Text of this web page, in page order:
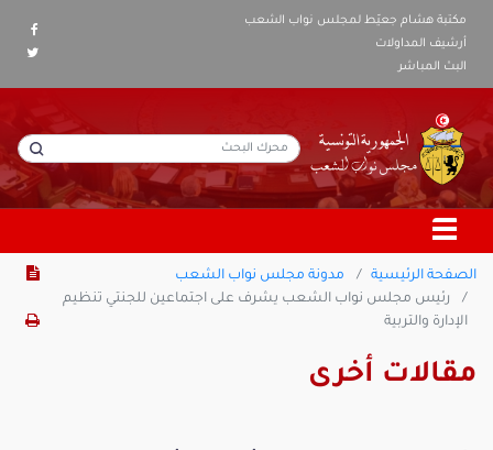
مكتبة هشام جعيّط لمجلس نواب الشعب
أرشيف المداولات
البث المباشر
الصفحة الرئيسية
مدونة مجلس نواب الشعب
رئيس مجلس نواب الشعب يشرف على اجتماعين للجنتي تنظيم
الإدارة والتربية
مقالات أخرى